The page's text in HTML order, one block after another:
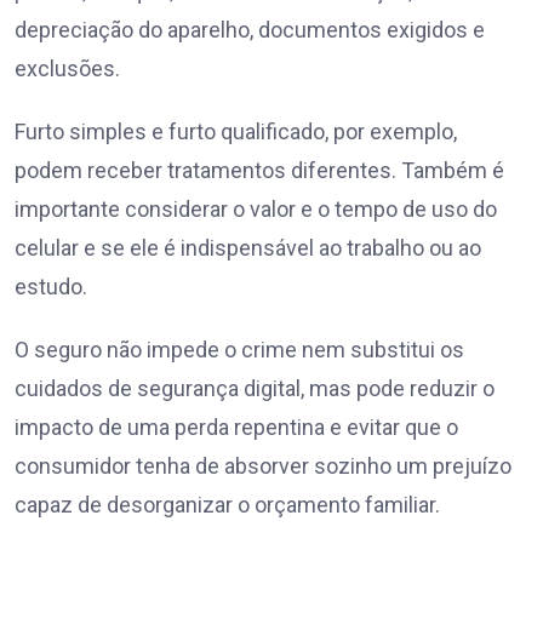
depreciação do aparelho, documentos exigidos e
exclusões.
Furto simples e furto qualificado, por exemplo,
podem receber tratamentos diferentes. Também é
importante considerar o valor e o tempo de uso do
celular e se ele é indispensável ao trabalho ou ao
estudo.
O seguro não impede o crime nem substitui os
cuidados de segurança digital, mas pode reduzir o
impacto de uma perda repentina e evitar que o
consumidor tenha de absorver sozinho um prejuízo
capaz de desorganizar o orçamento familiar.